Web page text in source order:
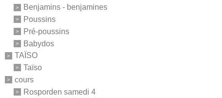
Benjamins - benjamines
Poussins
Pré-poussins
Babydos
TAÏSO
Taïso
cours
Rosporden samedi 4